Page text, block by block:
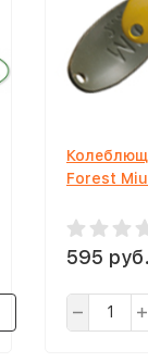
Forest
595 руб.